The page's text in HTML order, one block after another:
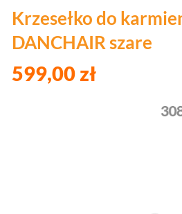
Krzesełko do
DANCHAIR szare
599,00 zł